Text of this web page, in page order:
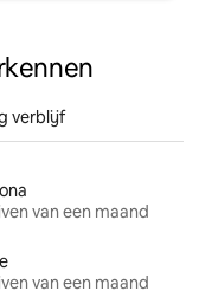
verblijf
van een maand
van een maand